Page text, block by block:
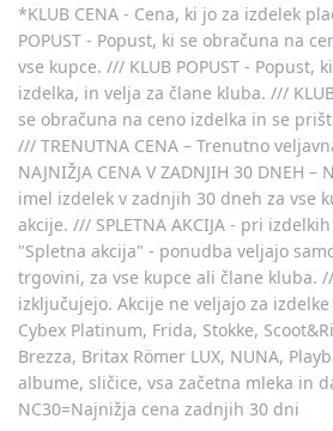
*KLUB CENA - Cena, ki jo za izdelek
POPUST - Popust, ki se obračuna na
vse kupce. /// KLUB POPUST - Popust,
izdelka, in velja za člane kluba. ///
se obračuna na ceno izdelka in se
/// TRENUTNA CENA – Trenutno
NAJNIŽJA CENA V ZADNJIH 30 DNEH
imel izdelek v zadnjih 30 dneh za vse
akcije. /// SPLETNA AKCIJA - pri
"Spletna akcija" - ponudba veljajo
trgovini, za vse kupce ali člane kluba.
izključujejo. Akcije ne veljajo za
Cybex Platinum, Frida, Stokke,
Brezza, Britax Römer LUX, NUNA,
albume, sličice, vsa začetna mleka in
NC30=Najnižja cena zadnjih 30 dni